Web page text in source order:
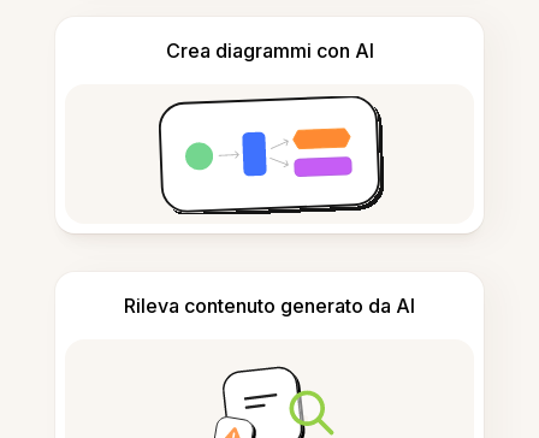
Crea diagrammi con AI
Rileva contenuto generato da AI